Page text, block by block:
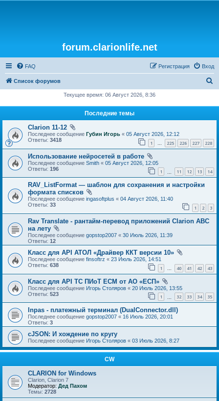
forum.clarionlife.net
FAQ Вход
Регистрация
Список форумов
Текущее время: 06 Август 2026, 8:36
Последние темы
Clarion 11-12
Последнее сообщение Губин Игорь « 05 Август 2026, 12:12
Ответы: 3418 1 … 225 226 227 228
Использование нейросетей в работе
Последнее сообщение Smith « 05 Август 2026, 12:05
Ответы: 196 1 11 12 13 14
RAV_ListFormat — шаблон для сохранения и настройки
формата списков
Последнее сообщение ingasoftplus « 04 Август 2026, 11:40
Ответы: 33 1 2 3
Rav Translate - рантайм-перевод приложений Clarion ABC
на лету
Последнее сообщение gopstop2007 « 30 Июль 2026, 11:39
Ответы: 12
Класс для API АТОЛ «Драйвер ККТ версии 10»
Последнее сообщение finsoftrz « 23 Июль 2026, 14:51
Ответы: 638 1 … 40 41 42 43
Класс для API ТС ПИоТ ЕСМ от АО «ЕСП»
Последнее сообщение Игорь Столяров « 20 Июль 2026, 13:55
Ответы: 523 1 32 33 34 35
Inpas - платежный терминал (DualConnector.dll)
Последнее сообщение gopstop2007 « 16 Июль 2026, 20:01
Ответы: 3
cJSON: И хождение по кругу
Последнее сообщение Игорь Столяров « 03 Июль 2026, 8:27
CW
CLARION for Windows
Clarion, Clarion 7
Модератор: Дед Пахом
Темы: 2728